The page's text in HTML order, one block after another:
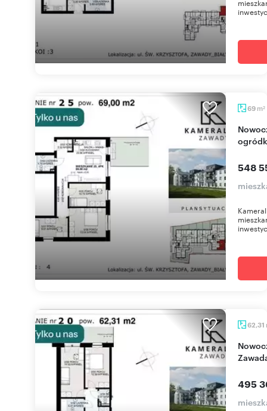
69 m2
Nowoczesne 4-pokojowe mieszkanie z
548
62,31
Nowoczesne 3-pokojowe z ogródkiem w
495